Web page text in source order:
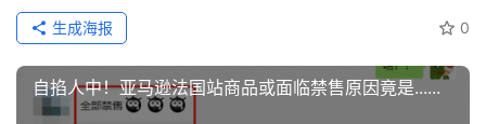
0
生成海报
自掐人中！亚马逊法国站商品或面临禁售原因竟是......